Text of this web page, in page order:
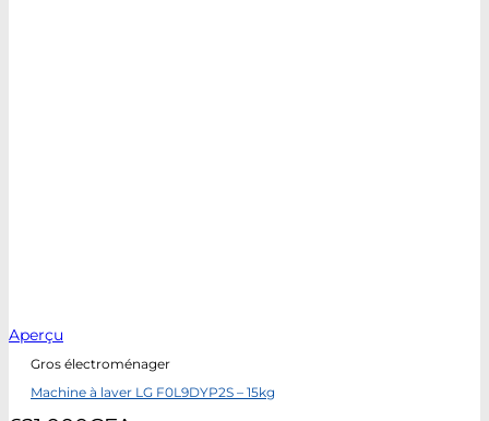
Aperçu
Gros électroménager
Machine à laver LG F0L9DYP2S – 15kg